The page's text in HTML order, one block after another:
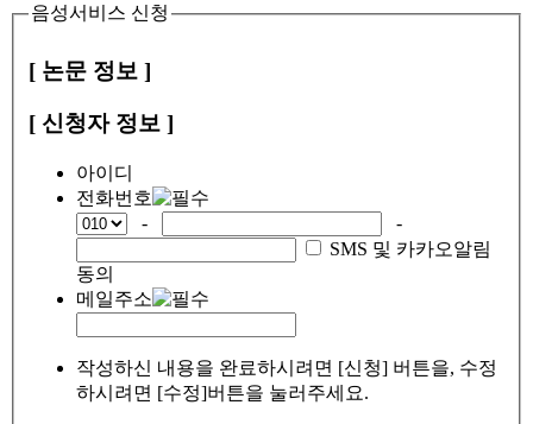
음성서비스 신청
[ 논문 정보 ]
[ 신청자 정보 ]
아이디
전화번호
-
-
SMS 및 카카오알림
동의
메일주소
작성하신 내용을 완료하시려면 [신청] 버튼을, 수정
하시려면 [수정]버튼을 눌러주세요.